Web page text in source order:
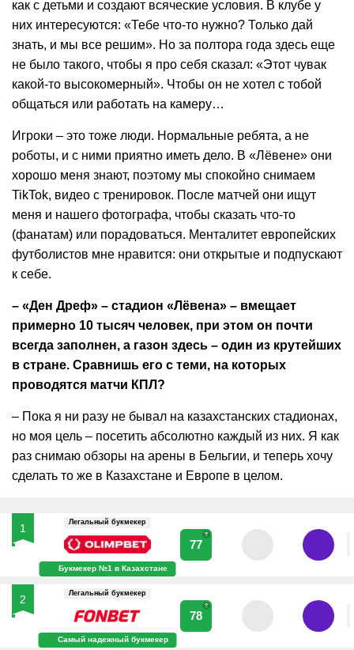
как с детьми и создают всяческие условия. В клубе у
них интересуются: «Тебе что-то нужно? Только дай
знать, и мы все решим». Но за полтора года здесь еще
не было такого, чтобы я про себя сказал: «Этот чувак
какой-то высокомерный». Чтобы он не хотел с тобой
общаться или работать на камеру…
Игроки – это тоже люди. Нормальные ребята, а не
роботы, и с ними приятно иметь дело. В «Лёвене» они
хорошо меня знают, поэтому мы спокойно снимаем
TikTok, видео с тренировок. После матчей они ищут
меня и нашего фотографа, чтобы сказать что-то
(фанатам) или порадоваться. Менталитет европейских
футболистов мне нравится: они открытые и подпускают
к себе.
– «Ден Дреф» – стадион «Лёвена» – вмещает
примерно 10 тысяч человек, при этом он почти
всегда заполнен, а газон здесь – один из крутейших
в стране. Сравнишь его с теми, на которых
проводятся матчи КПЛ?
– Пока я ни разу не бывал на казахстанских стадионах,
но моя цель – посетить абсолютно каждый из них. Я как
раз снимаю обзоры на арены в Бельгии, и теперь хочу
сделать то же в Казахстане и Европе в целом.
1 Легальный букмекер
Букмекер №1 в Казахстане
77
?
2 Легальный букмекер
Самый надежный букмекер
78
?